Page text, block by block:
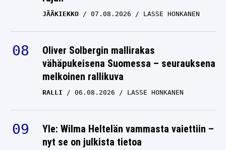
JÄÄKIEKKO 07.08.2026 LASSE HONKANEN
Oliver Solbergin mallirakas
vähäpukeisena Suomessa – seurauksena
melkoinen rallikuva
RALLI 06.08.2026 LASSE HONKANEN
Yle: Wilma Heltelän vammasta vaiettiin –
nyt se on julkista tietoa